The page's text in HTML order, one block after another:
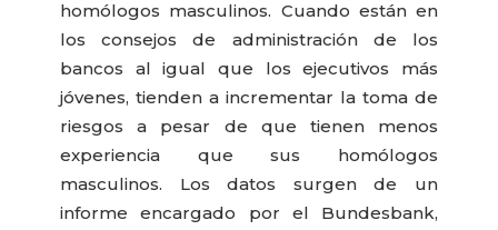
homólogos masculinos. Cuando están en
los consejos de administración de los
bancos al igual que los ejecutivos más
jóvenes, tienden a incrementar la toma de
riesgos a pesar de que tienen menos
experiencia que sus homólogos
masculinos. Los datos surgen de un
informe encargado por el Bundesbank,